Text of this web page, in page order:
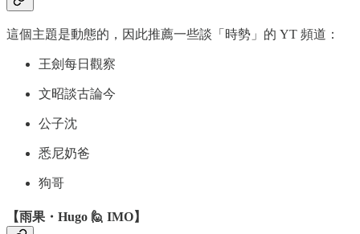
這個主題是動態的，因此推薦一些談「時勢」的 YT 頻道：
王劍每日觀察
文昭談古論今
公子沈
悉尼奶爸
狗哥
【雨果・Hugo 🙋 IMO】